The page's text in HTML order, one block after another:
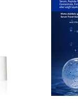
CliniPrep+
Vitamin
Hyla Active
Cover